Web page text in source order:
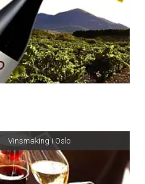
Vinsmaking i Oslo